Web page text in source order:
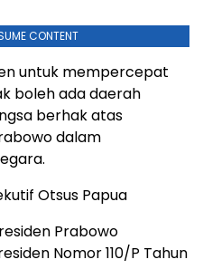
CONTENT
untuk mempercepat
boleh ada daerah
berhak atas
dalam
Otsus Papua
Prabowo
Nomor 110/P Tahun